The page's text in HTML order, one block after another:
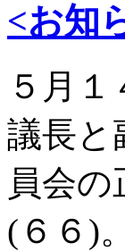
<お知
５月
議長と
員会
(６６)